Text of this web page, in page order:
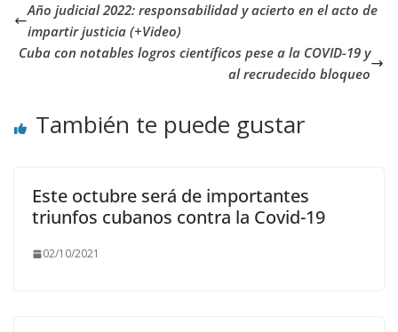
Año judicial 2022: responsabilidad y acierto en el acto de
impartir justicia (+Video)
Cuba con notables logros científicos pese a la COVID-19 y
al recrudecido bloqueo
También te puede gustar
Este octubre será de importantes
triunfos cubanos contra la Covid-19
02/10/2021